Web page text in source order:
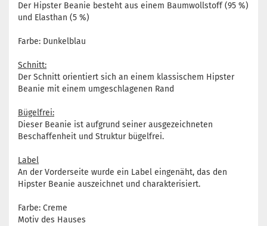
Der Hipster Beanie besteht aus einem Baumwollstoff (95 %)
und Elasthan (5 %)
Farbe: Dunkelblau
Schnitt:
Der Schnitt orientiert sich an einem klassischem Hipster
Beanie mit einem umgeschlagenen Rand
Bügelfrei:
Dieser Beanie ist aufgrund seiner ausgezeichneten
Beschaffenheit und Struktur bügelfrei.
Label
An der Vorderseite wurde ein Label eingenäht, das den
Hipster Beanie auszeichnet und charakterisiert.
Farbe: Creme
Motiv des Hauses